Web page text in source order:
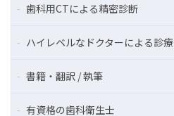
歯科用CTによる精密診断
ハイレベルなドクターによる診療
書籍・翻訳 / 執筆
有資格の歯科衛生士